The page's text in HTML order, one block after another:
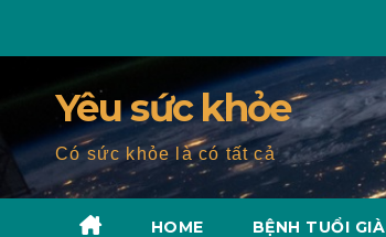
Yêu sức khỏe
Có sức khỏe là có tất cả
HOME BỆNH TUỔI GIÀ